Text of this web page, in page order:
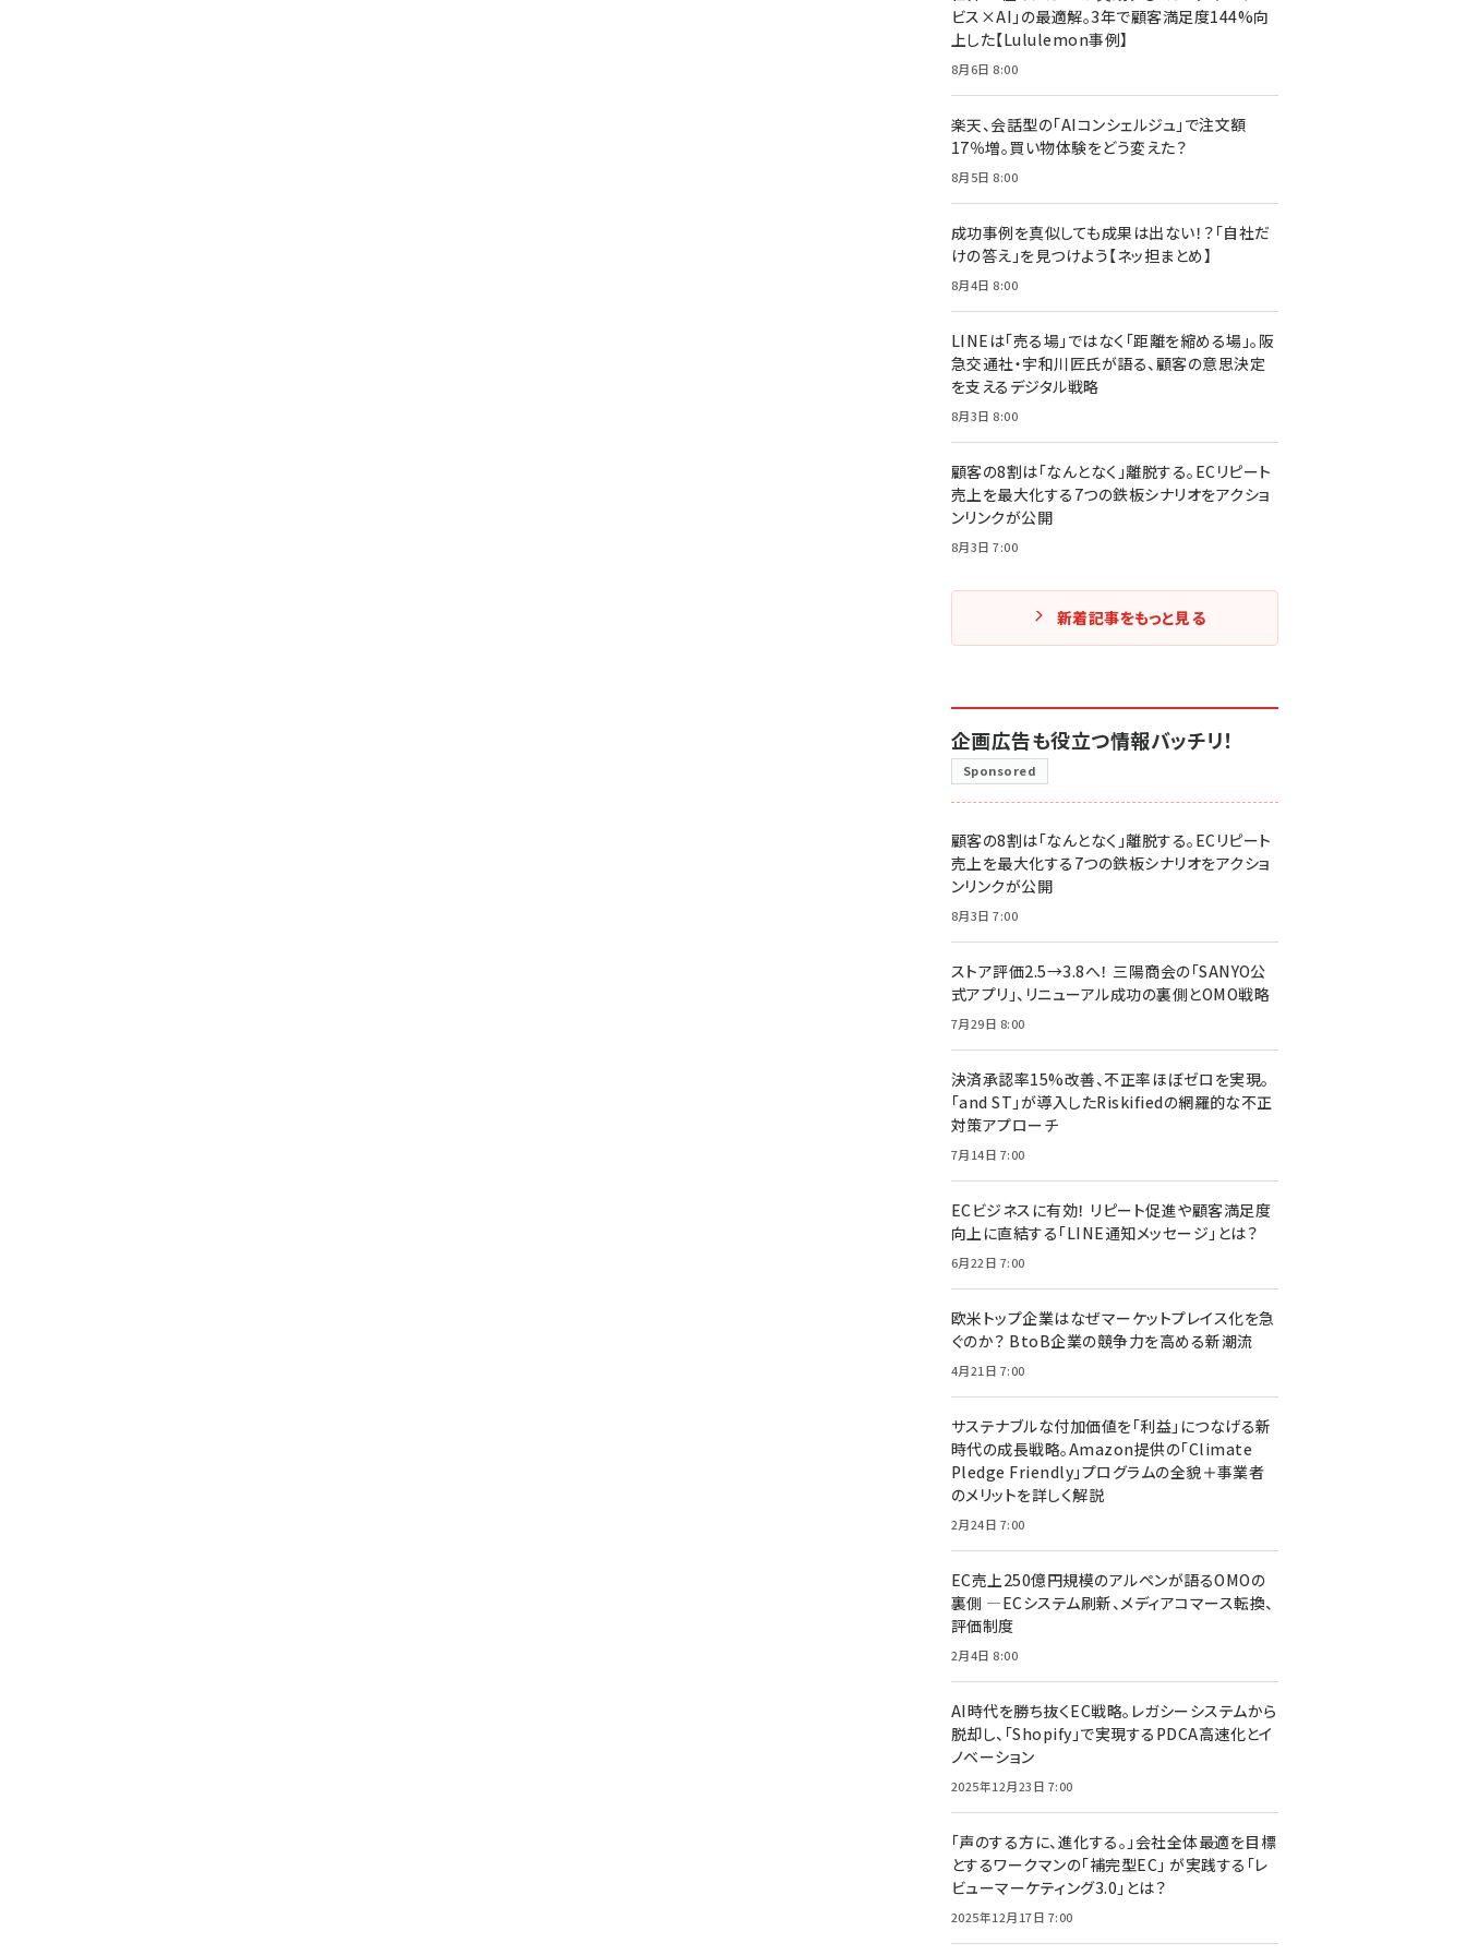
ビス×AI」の最適解。3年で顧客満足度144%向
上した【Lululemon事例】
8月6日 8:00
楽天、会話型の「AIコンシェルジュ」で注文額
17％増。買い物体験をどう変えた？
8月5日 8:00
成功事例を真似しても成果は出ない！？「自社だ
けの答え」を見つけよう【ネッ担まとめ】
8月4日 8:00
LINEは「売る場」ではなく「距離を縮める場」。阪
急交通社・宇和川匠氏が語る、顧客の意思決定
を支えるデジタル戦略
8月3日 8:00
顧客の8割は「なんとなく」離脱する。ECリピート
売上を最大化する7つの鉄板シナリオをアクショ
ンリンクが公開
8月3日 7:00
新着記事をもっと見る
企画広告も役立つ情報バッチリ！
Sponsored
顧客の8割は「なんとなく」離脱する。ECリピート
売上を最大化する7つの鉄板シナリオをアクショ
ンリンクが公開
8月3日 7:00
ストア評価2.5→3.8へ！ 三陽商会の「SANYO公
式アプリ」、リニューアル成功の裏側とOMO戦略
7月29日 8:00
決済承認率15%改善、不正率ほぼゼロを実現。
「and ST」が導入したRiskifiedの網羅的な不正
対策アプローチ
7月14日 7:00
ECビジネスに有効！ リピート促進や顧客満足度
向上に直結する「LINE通知メッセージ」とは？
6月22日 7:00
欧米トップ企業はなぜマーケットプレイス化を急
ぐのか？ BtoB企業の競争力を高める新潮流
4月21日 7:00
サステナブルな付加価値を「利益」につなげる新
時代の成長戦略。Amazon提供の「Climate
Pledge Friendly」プログラムの全貌＋事業者
のメリットを詳しく解説
2月24日 7:00
EC売上250億円規模のアルペンが語るOMOの
裏側 ―ECシステム刷新、メディアコマース転換、
評価制度
2月4日 8:00
AI時代を勝ち抜くEC戦略。レガシーシステムから
脱却し、「Shopify」で実現するPDCA高速化とイ
ノベーション
2025年12月23日 7:00
「声のする方に、進化する。」会社全体最適を目標
とするワークマンの「補完型EC」 が実践する「レ
ビューマーケティング3.0」とは？
2025年12月17日 7:00